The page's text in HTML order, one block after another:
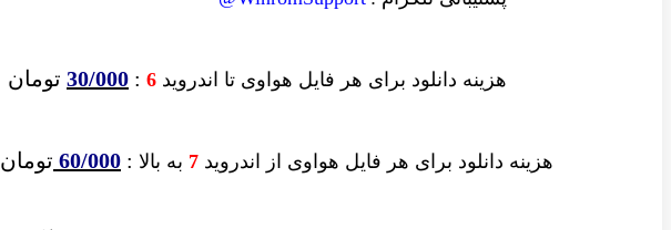
هزینه دانلود برای هر فایل هواوی تا اندروید 6
:
30/000 تومان
هزینه دانلود برای هر فایل هواوی از اندروید 7 به بالا :
60/000 تومان